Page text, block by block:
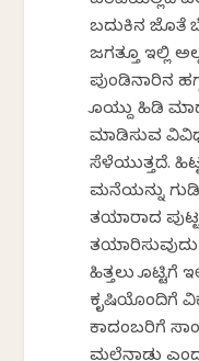
ಬದುಕಿನ ಜೊತೆ
ಜಗತ್ತೂ ಇಲ್ಲಿ
ಪುಂಡಿನಾರಿನ
ಕೊಯ್ದು ಹಿಡಿ
ಮಾಡಿಸುವ
ಸೆಳೆಯುತ್ತದೆ.
ಮನೆಯನ್ನು
ತಯಾರಾದ
ಹಿತ್ತಲು ಕೊಟ್ಟಿಗೆ
ಕೃಷಿಯೊಂದಿಗೆ
ಕಾದಂಬರಿಗೆ